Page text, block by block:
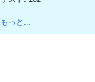
もっと...